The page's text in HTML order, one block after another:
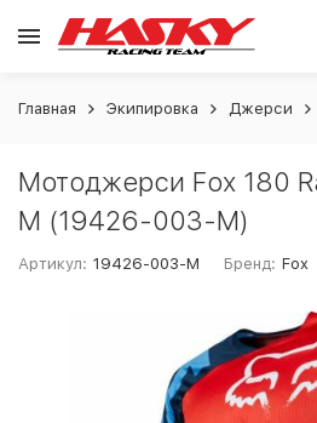
Главная Экипировка Джерси
Мотоджерси Fox 180
M (19426-003-M)
Артикул: 19426-003-M Бренд: Fox